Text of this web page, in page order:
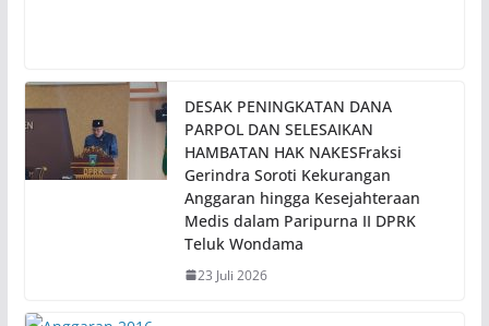
DESAK PENINGKATAN DANA
PARPOL DAN SELESAIKAN
HAMBATAN HAK NAKESFraksi
Gerindra Soroti Kekurangan
Anggaran hingga Kesejahteraan
Medis dalam Paripurna II DPRK
Teluk Wondama
23 Juli 2026